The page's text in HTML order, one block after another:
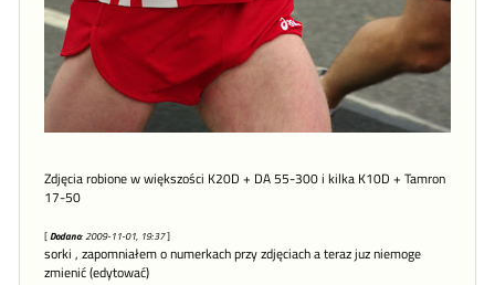
Zdjęcia robione w większości K20D + DA 55-300 i kilka K10D + Tamron
17-50
[Dodano: 2009-11-01, 19:37]
sorki , zapomniałem o numerkach przy zdjęciach a teraz juz niemoge
zmienić (edytować)